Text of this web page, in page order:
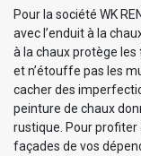
Pour la société WK
avec l’enduit à la
à la chaux protège
et n’étouffe pas les
cacher des
peinture de chaux
rustique. Pour profiter
façades de vos